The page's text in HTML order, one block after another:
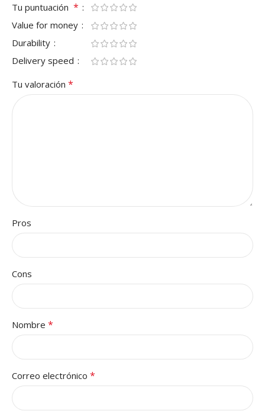
Tu puntuación *
Value for money
Durability
Delivery speed
Tu valoración *
Pros
Cons
Nombre *
Correo electrónico *